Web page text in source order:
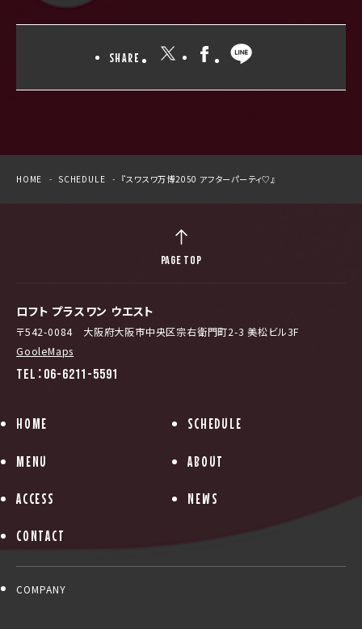
SHARE
HOME SCHEDULE 『スワスワ万博2050 アフターパーティ♡』
ロフト プラスワン ウエスト
〒542-0084 大阪府大阪市中央区宗右衛門町2-3 美松ビル3F
GooleMaps
TEL：06-6211-5591
HOME SCHEDULE
MENU ABOUT
ACCESS NEWS
CONTACT
COMPANY
PAGE TOP